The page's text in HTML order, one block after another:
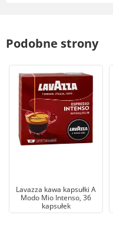
Podobne strony
Lavazza kawa kapsułki A
Modo Mio Intenso, 36
kapsułek